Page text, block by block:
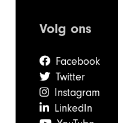
Volg ons
Facebook
Twitter
Instagram
LinkedIn